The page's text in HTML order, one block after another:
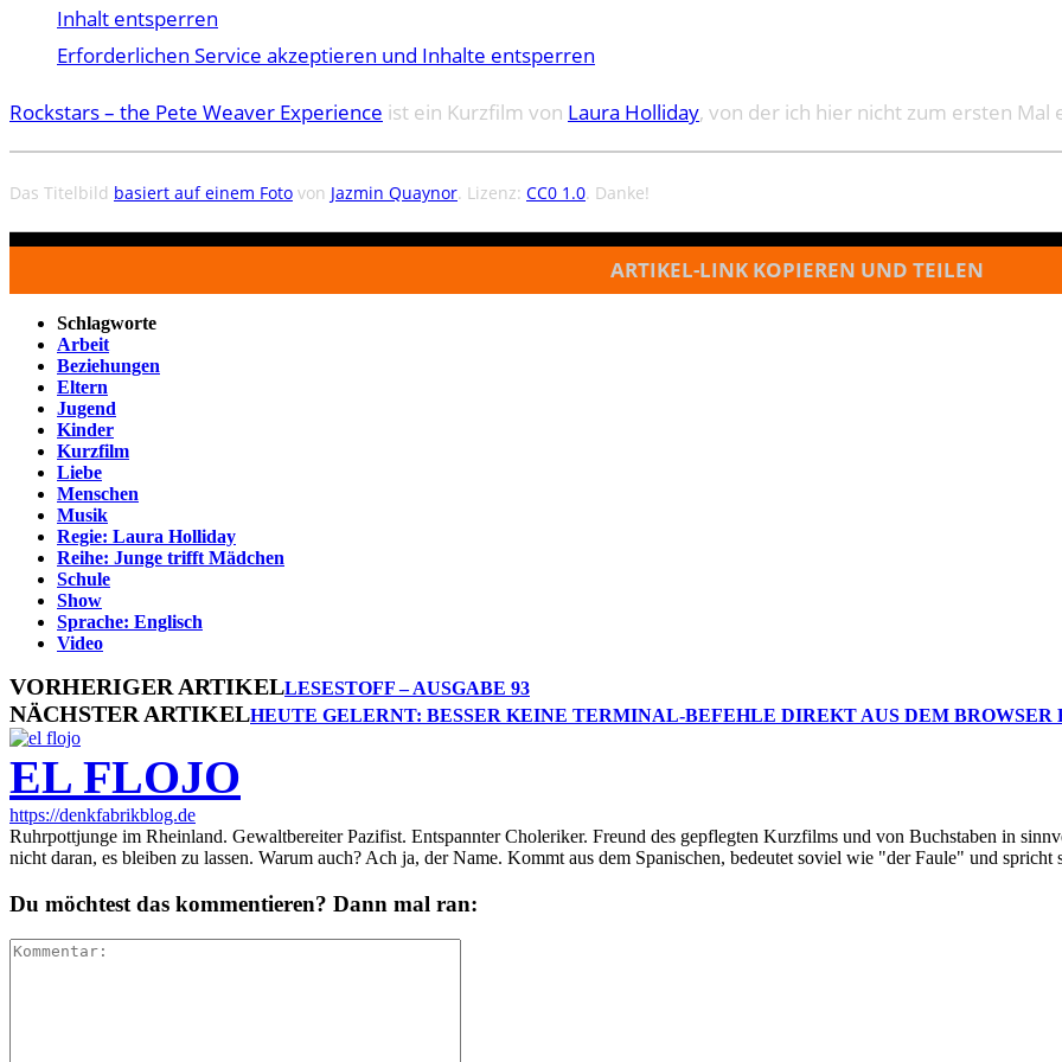
Inhalt entsperren
Erforderlichen Service akzeptieren und Inhalte entsperren
Rockstars – the Pete Weaver Experience ist ein Kurzfilm von Laura Holliday, von der ich hier nicht zum ersten Mal
Das Titelbild basiert auf einem Foto von Jazmin Quaynor. Lizenz: CC0 1.0. Danke!
ARTIKEL-LINK KOPIEREN UND TEILEN
Schlagworte
Arbeit
Beziehungen
Eltern
Jugend
Kinder
Kurzfilm
Liebe
Menschen
Musik
Regie: Laura Holliday
Reihe: Junge trifft Mädchen
Schule
Show
Sprache: Englisch
Video
VORHERIGER ARTIKELLESESTOFF – AUSGABE 93
NÄCHSTER ARTIKELHEUTE GELERNT: BESSER KEINE TERMINAL-BEFEHLE DIREKT AUS DEM BROWSER
EL FLOJO
https://denkfabrikblog.de
Ruhrpottjunge im Rheinland. Gewaltbereiter Pazifist. Entspannter Choleriker. Freund des gepflegten Kurzfilms und von Buchstaben in
nicht daran, es bleiben zu lassen. Warum auch? Ach ja, der Name. Kommt aus dem Spanischen, bedeutet soviel wie "der Faule" und spricht
Du möchtest das kommentieren? Dann mal ran: